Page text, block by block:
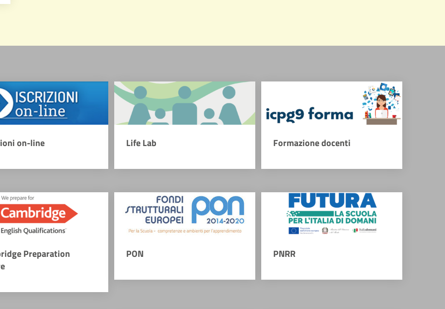
on-line Life Lab Formazione docenti
Preparation
PON PNRR